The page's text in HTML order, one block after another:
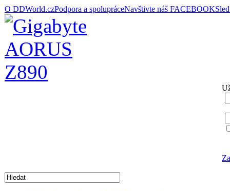
O DDWorld.czPodpora a spolupráceNavštivte náš FACEBOOK